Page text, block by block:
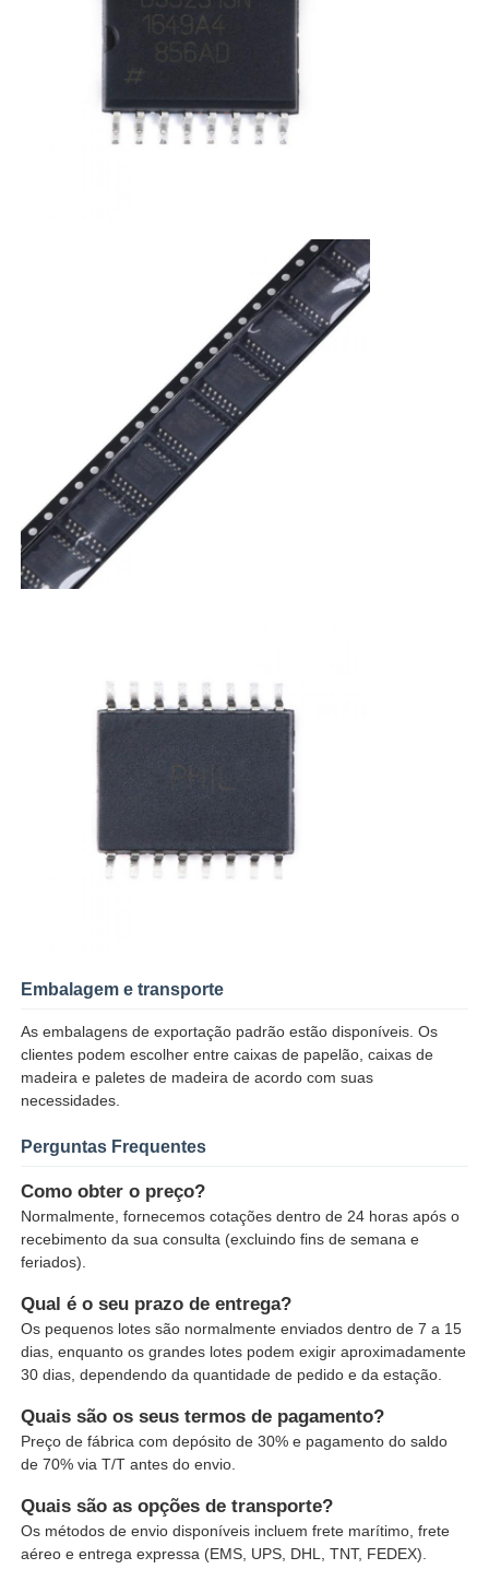
CI UART
Módulo de Radiofrequência
Módulo de alimentação
Relé de circuito integrado
Conector
Chip de gerenciamento de energia
Embalagem e transporte
As embalagens de exportação padrão estão disponíveis. Os
clientes podem escolher entre caixas de papelão, caixas de
madeira e paletes de madeira de acordo com suas
necessidades.
Perguntas Frequentes
Como obter o preço?
Normalmente, fornecemos cotações dentro de 24 horas após o
recebimento da sua consulta (excluindo fins de semana e
feriados).
Qual é o seu prazo de entrega?
Os pequenos lotes são normalmente enviados dentro de 7 a 15
dias, enquanto os grandes lotes podem exigir aproximadamente
30 dias, dependendo da quantidade de pedido e da estação.
Quais são os seus termos de pagamento?
Preço de fábrica com depósito de 30% e pagamento do saldo
de 70% via T/T antes do envio.
Quais são as opções de transporte?
Os métodos de envio disponíveis incluem frete marítimo, frete
aéreo e entrega expressa (EMS, UPS, DHL, TNT, FEDEX).